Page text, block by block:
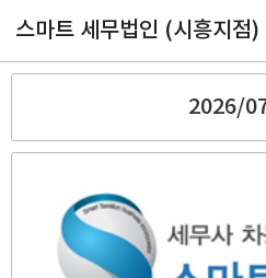
스마트 세무법인 (시흥지점)
2026/